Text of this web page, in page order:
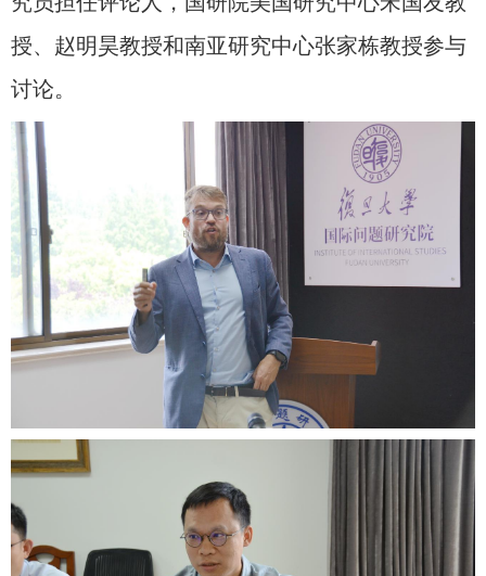
授、赵明昊教授和南亚研究中心张家栋教授参与
讨论。